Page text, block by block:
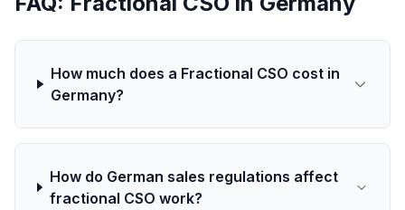
How much does a Fractional CSO cost in
Germany?
How do German sales regulations affect
fractional CSO work?